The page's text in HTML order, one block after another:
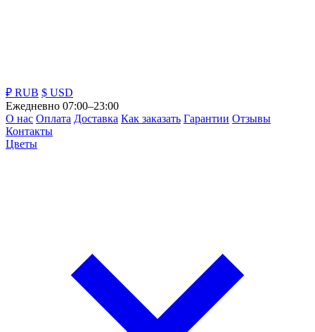
₽ RUB $ USD
Ежедневно 07:00–23:00
О нас Оплата Доставка Как заказать Гарантии Отзывы
Контакты
Цветы